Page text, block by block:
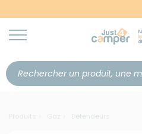
Produits Gaz Détendeurs